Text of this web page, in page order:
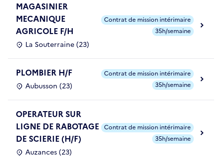
MAGASINIER
MECANIQUE
AGRICOLE F/H
La Souterraine (23)
Contrat de mission intérimaire
35h/semaine
PLOMBIER H/F
Aubusson (23)
Contrat de mission intérimaire
35h/semaine
OPERATEUR SUR
LIGNE DE RABOTAGE
DE SCIERIE (H/F)
Auzances (23)
Contrat de mission intérimaire
35h/semaine